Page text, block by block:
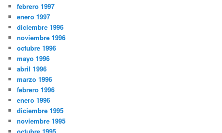
febrero 1997
enero 1997
diciembre 1996
noviembre 1996
octubre 1996
mayo 1996
abril 1996
marzo 1996
febrero 1996
enero 1996
diciembre 1995
noviembre 1995